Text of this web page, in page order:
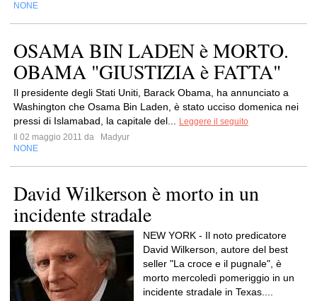
NONE
OSAMA BIN LADEN è MORTO.
OBAMA "GIUSTIZIA è FATTA"
Il presidente degli Stati Uniti, Barack Obama, ha annunciato a
Washington che Osama Bin Laden, è stato ucciso domenica nei
pressi di Islamabad, la capitale del...
Leggere il seguito
Il 02 maggio 2011 da
Madyur
NONE
David Wilkerson è morto in un
incidente stradale
NEW YORK - Il noto predicatore
David Wilkerson, autore del best
seller "La croce e il pugnale", è
morto mercoledì pomeriggio in un
incidente stradale in Texas....